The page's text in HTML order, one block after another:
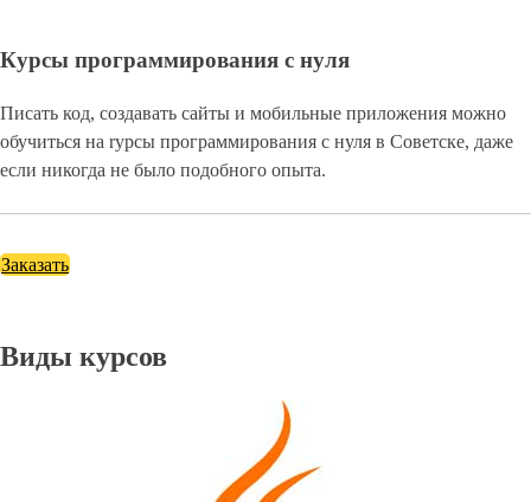
Курсы программирования с нуля
Писать код, создавать сайты и мобильные приложения можно
обучиться на rурсы программирования с нуля в Советске, даже
если никогда не было подобного опыта.
Заказать
Виды курсов